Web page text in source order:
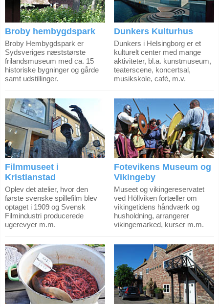
Broby hembygdspark
Broby Hembygdspark er
Sydsveriges næststørste
frilandsmuseum med ca. 15
historiske bygninger og gårde
samt udstillinger.
Dunkers Kulturhus
Dunkers i Helsingborg er et
kulturelt center med mange
aktiviteter, bl.a. kunstmuseum,
teaterscene, koncertsal,
musikskole, café, m.v.
Filmmuseet i
Kristianstad
Oplev det atelier, hvor den
første svenske spillefilm blev
optaget i 1909 og Svensk
Filmindustri producerede
ugerevyer m.m.
Fotevikens Museum og
Vikingeby
Museet og vikingereservatet
ved Höllviken fortæller om
vikingetidens håndværk og
husholdning, arrangerer
vikingemarked, kurser m.m.